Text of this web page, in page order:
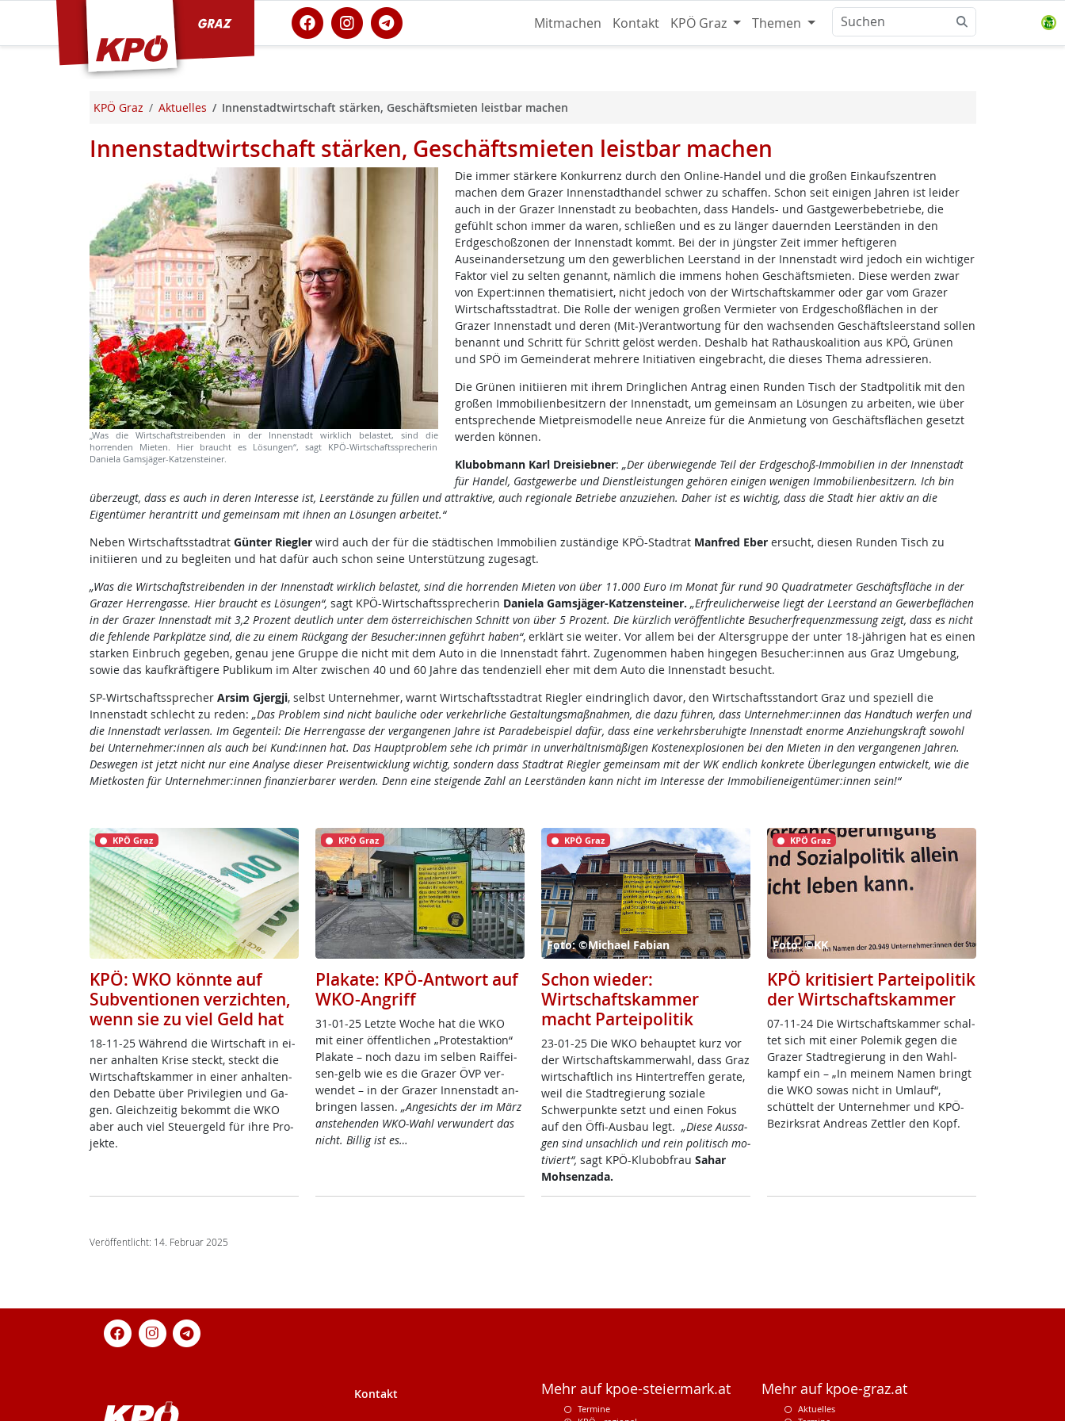
Mitmachen Kontakt KPÖ Graz Themen
KPÖ Graz Aktuelles Innenstadtwirtschaft stärken, Geschäftsmieten leistbar machen
Innenstadtwirtschaft stärken, Geschäftsmieten leistbar machen
„Was die Wirtschaftstreibenden in der Innenstadt wirklich belastet, sind die
horrenden Mieten. Hier braucht es Lösungen“, sagt KPÖ-Wirtschaftssprecherin
Daniela Gamsjäger-Katzensteiner.
Die immer stärkere Konkurrenz durch den Online-Handel und die großen Einkaufszentren
machen dem Grazer Innenstadthandel schwer zu schaffen. Schon seit einigen Jahren ist leider
auch in der Grazer Innenstadt zu beobachten, dass Handels- und Gastgewerbebetriebe, die
gefühlt schon immer da waren, schließen und es zu länger dauernden Leerständen in den
Erdgeschoßzonen der Innenstadt kommt. Bei der in jüngster Zeit immer heftigeren
Auseinandersetzung um den gewerblichen Leerstand in der Innenstadt wird jedoch ein wichtiger
Faktor viel zu selten genannt, nämlich die immens hohen Geschäftsmieten. Diese werden zwar
von Expert:innen thematisiert, nicht jedoch von der Wirtschaftskammer oder gar vom Grazer
Wirtschaftsstadtrat. Die Rolle der wenigen großen Vermieter von Erdgeschoßflächen in der
Grazer Innenstadt und deren (Mit-)Verantwortung für den wachsenden Geschäftsleerstand sollen
benannt und Schritt für Schritt gelöst werden. Deshalb hat Rathauskoalition aus KPÖ, Grünen
und SPÖ im Gemeinderat mehrere Initiativen eingebracht, die dieses Thema adressieren.
Die Grünen initiieren mit ihrem Dringlichen Antrag einen Runden Tisch der Stadtpolitik mit den
großen Immobilienbesitzern der Innenstadt, um gemeinsam an Lösungen zu arbeiten, wie über
entsprechende Mietpreismodelle neue Anreize für die Anmietung von Geschäftsflächen gesetzt
werden können.
Klubobmann Karl Dreisiebner: „Der überwiegende Teil der Erdgeschoß-Immobilien in der Innenstadt
für Handel, Gastgewerbe und Dienstleistungen gehören einigen wenigen Immobilienbesitzern. Ich bin
überzeugt, dass es auch in deren Interesse ist, Leerstände zu füllen und attraktive, auch regionale Betriebe anzuziehen. Daher ist es wichtig, dass die Stadt hier aktiv an die
Eigentümer herantritt und gemeinsam mit ihnen an Lösungen arbeitet.“
Neben Wirtschaftsstadtrat Günter Rieglerwird auch der für die städtischen Immobilien zuständige KPÖ-Stadtrat Manfred Eberersucht, diesen Runden Tisch zu
initiieren und zu begleiten und hat dafür auch schon seine Unterstützung zugesagt.
„Was die Wirtschaftstreibenden in der Innenstadt wirklich belastet, sind die horrenden Mieten von über 11.000 Euro im Monat für rund 90 Quadratmeter Geschäftsfläche in der
Grazer Herrengasse. Hier braucht es Lösungen“, sagt KPÖ-Wirtschaftssprecherin Daniela Gamsjäger-Katzensteiner. „Erfreulicherweise liegt der Leerstand an Gewerbeflächen
in der Grazer Innenstadt mit 3,2 Prozent deutlich unter dem österreichischen Schnitt von über 5 Prozent. Die kürzlich veröffentlichte Besucherfrequenzmessung zeigt, dass es nicht
die fehlende Parkplätze sind, die zu einem Rückgang der Besucher:innen geführt haben“, erklärt sie weiter. Vor allem bei der Altersgruppe der unter 18-jährigen hat es einen
starken Einbruch gegeben, genau jene Gruppe die nicht mit dem Auto in die Innenstadt fährt. Zugenommen haben hingegen Besucher:innen aus Graz Umgebung,
sowie das kaufkräftigere Publikum im Alter zwischen 40 und 60 Jahre das tendenziell eher mit dem Auto die Innenstadt besucht.
SP-Wirtschaftssprecher Arsim Gjergji, selbst Unternehmer, warnt Wirtschaftsstadtrat Riegler eindringlich davor, den Wirtschaftsstandort Graz und speziell die
Innenstadt schlecht zu reden: „Das Problem sind nicht bauliche oder verkehrliche Gestaltungsmaßnahmen, die dazu führen, dass Unternehmer:innen das Handtuch werfen und
die Innenstadt verlassen. Im Gegenteil: Die Herrengasse der vergangenen Jahre ist Paradebeispiel dafür, dass eine verkehrsberuhigte Innenstadt enorme Anziehungskraft sowohl
bei Unternehmer:innen als auch bei Kund:innen hat. Das Hauptproblem sehe ich primär in unverhältnismäßigen Kostenexplosionen bei den Mieten in den vergangenen Jahren.
Deswegen ist jetzt nicht nur eine Analyse dieser Preisentwicklung wichtig, sondern dass Stadtrat Riegler gemeinsam mit der WK endlich konkrete Überlegungen entwickelt, wie die
Mietkosten für Unternehmer:innen finanzierbarer werden. Denn eine steigende Zahl an Leerständen kann nicht im Interesse der Immobilieneigentümer:innen sein!“
KPÖ Graz
KPÖ: WKO könnte auf
Subventionen verzichten,
wenn sie zu viel Geld hat
18-11-25 Wäh­rend die Wirt­schaft in ei­
ner an­hal­ten Kri­se steckt, steckt die
Wirt­schafts­kam­mer in ei­ner an­hal­ten­
den De­bat­te über Pri­vi­le­gi­en und Ga­
gen. Gleich­zei­tig be­kommt die WKO
aber auch viel Steu­er­geld für ih­re Pro­
jek­te.
KPÖ Graz
Plakate: KPÖ-Antwort auf
WKO-Angriff
31-01-25 Letz­te Wo­che hat die WKO
mit ei­ner öf­f­ent­li­chen „Pro­test­ak­ti­on“
Pla­ka­te – noch da­zu im sel­ben Raif­fei­
sen-gelb wie es die Gra­zer ÖVP ver­
wen­det – in der Gra­zer In­nen­stadt an­
brin­gen las­sen. „An­ge­sichts der im März
an­ste­hen­den WKO-Wahl ver­wun­dert das
nicht. Bil­lig ist es…
KPÖ Graz
Foto: ©Michael Fabian
Schon wieder:
Wirtschaftskammer
macht Parteipolitik
23-01-25 Die WKO be­haup­tet kurz vor
der Wirt­schafts­kam­mer­wahl, dass Graz
wirt­schaft­lich ins Hin­ter­tref­fen ge­ra­te,
weil die Stadt­re­gie­rung so­zia­le
Schwer­punk­te setzt und ei­nen Fo­kus
auf den Öf­fi-Aus­bau legt. „Die­se Aus­sa­
gen sind un­sach­lich und rein po­li­tisch mo­
ti­vier­t“, sagt KPÖ-Klu­b­ob­frau Sa­har
Moh­senza­da.
KPÖ Graz
Foto: ©KK
KPÖ kritisiert Parteipolitik
der Wirtschaftskammer
07-11-24 Die Wirt­schafts­kam­mer schal­
tet sich mit ei­ner Po­le­mik ge­gen die
Gra­zer Stadt­re­gie­rung in den Wahl­
kampf ein – „In mei­nem Na­men bringt
die WKO so­was nicht in Um­lauf“,
schüt­telt der Un­ter­neh­mer und KPÖ-
Be­zirks­rat And­reas Zett­ler den Kopf.
Veröffentlicht: 14. Februar 2025
Kontakt Mehr auf kpoe-steiermark.at
Termine
Mehr auf kpoe-graz.at
Aktuelles